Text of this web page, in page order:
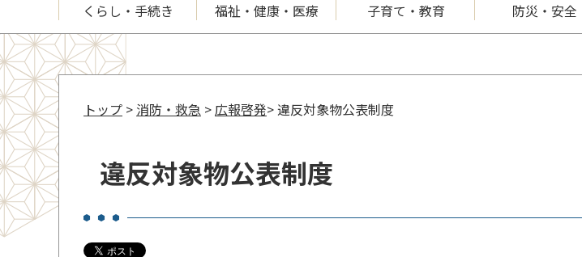
くらし・手続き 福祉・健康・医療 子育て・教育 防災・安全
トップ > 消防・救急 >広報啓発> 違反対象物公表制度
違反対象物公表制度